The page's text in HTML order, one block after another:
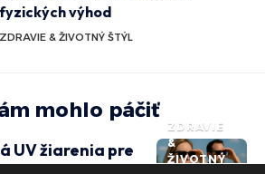
fyzických výhod
ZDRAVIE & ŽIVOTNÝ ŠTÝL
mohlo páčiť
ZDRAVIE
&
ŽIVOTNÝ
UV žiarenia pre